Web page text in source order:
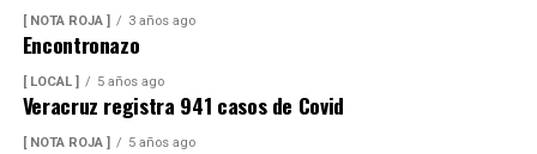
Peritos de la Fiscalía General del Estado y agentes de la
Policía Ministerial llevaron a cabo el procesamiento de
la escena y ordenaron el levantamiento del cuerpo, que
fue trasladado al Servicio Médico Forense (Semefo),
[ NOTA ROJA ] 3 años ago
Encontronazo
[ LOCAL ] 5 años ago
Veracruz registra 941 casos de Covid
[ NOTA ROJA ] 5 años ago